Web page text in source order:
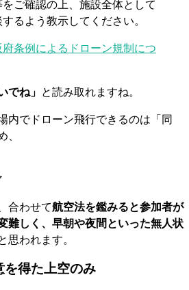
ご確認の上、施設全体として
るよう教示してください。
条例によるドローン規制につ
でね」 と読み取れますね。
内でドローン飛行できるのは「同
合わせて航空法を鑑みると参加者が
難しく、早朝や夜間といった無人状
思われます。
を得た上空のみ